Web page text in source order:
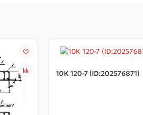
10К 120-7 (ID:202576871)